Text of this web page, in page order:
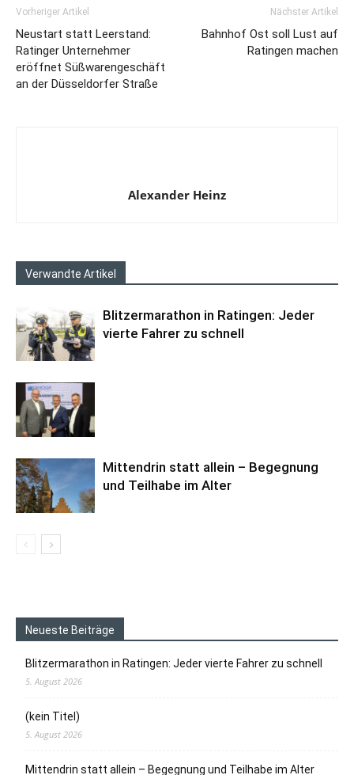
Vorheriger Artikel
Neustart statt Leerstand:
Ratinger Unternehmer
eröffnet Süßwarengeschäft
an der Düsseldorfer Straße
Nächster Artikel
Bahnhof Ost soll Lust auf
Ratingen machen
Alexander Heinz
Verwandte Artikel
Blitzermarathon in Ratingen: Jeder
vierte Fahrer zu schnell
Mittendrin statt allein – Begegnung
und Teilhabe im Alter
Neueste Beiträge
Blitzermarathon in Ratingen: Jeder vierte Fahrer zu schnell
5. August 2026
(kein Titel)
5. August 2026
Mittendrin statt allein – Begegnung und Teilhabe im Alter